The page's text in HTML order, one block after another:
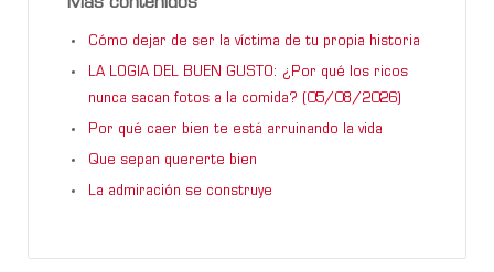
Cómo dejar de ser la víctima de tu propia historia
LA LOGIA DEL BUEN GUSTO: ¿Por qué los ricos
nunca sacan fotos a la comida? (05/08/2026)
Por qué caer bien te está arruinando la vida
Que sepan quererte bien
La admiración se construye